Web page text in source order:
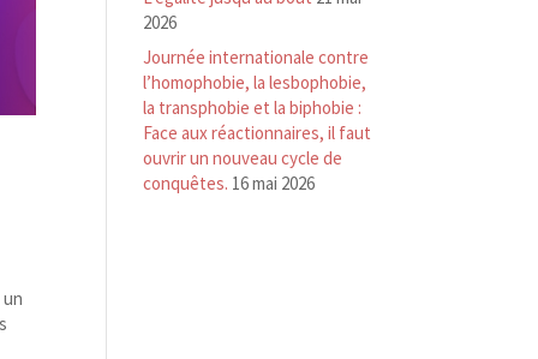
2026
Journée internationale contre
l’homophobie, la lesbophobie,
la transphobie et la biphobie :
Face aux réactionnaires, il faut
ouvrir un nouveau cycle de
conquêtes. 16 mai 2026